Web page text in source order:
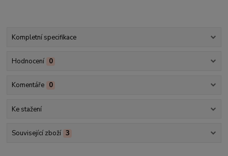
Kompletní specifikace
Hodnocení 0
Komentáře 0
Ke stažení
Související zboží 3